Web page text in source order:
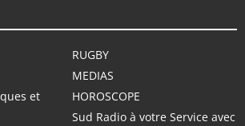
RUGBY
MEDIAS
et
HOROSCOPE
Sud Radio à votre Service avec